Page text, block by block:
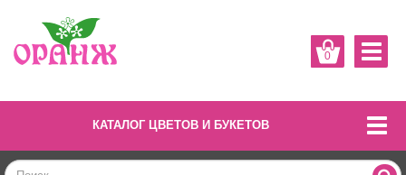
0
КАТАЛОГ ЦВЕТОВ И БУКЕТОВ